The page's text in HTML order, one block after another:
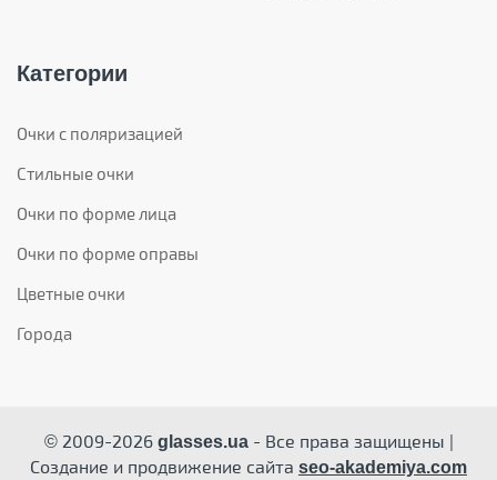
Категории
Очки с поляризацией
Стильные очки
Очки по форме лица
Очки по форме оправы
Цветные очки
Города
© 2009-2026glasses.ua- Все права защищены |
Создание и продвижение сайта seo-akademiya.com